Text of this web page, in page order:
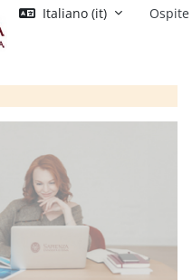
Italiano ‎(it)‎ Ospite